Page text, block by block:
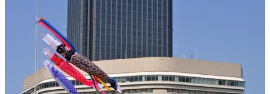
A
c
c
o
m
m
o
d
at
io